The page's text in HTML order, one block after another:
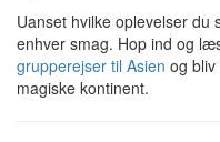
Uanset hvilke oplevelser du
enhver smag. Hop ind og
grupperejser til Asien og
magiske kontinent.